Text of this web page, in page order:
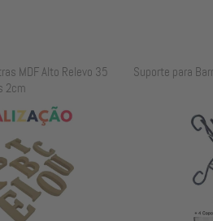
MDF Alto Relevo 35
2cm
Suporte para